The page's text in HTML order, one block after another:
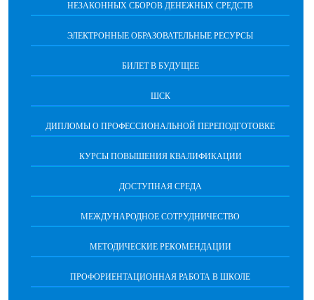
НЕЗАКОННЫХ СБОРОВ ДЕНЕЖНЫХ СРЕДСТВ
ЭЛЕКТРОННЫЕ ОБРАЗОВАТЕЛЬНЫЕ РЕСУРСЫ
БИЛЕТ В БУДУЩЕЕ
ШСК
ДИПЛОМЫ О ПРОФЕССИОНАЛЬНОЙ ПЕРЕПОДГОТОВКЕ
КУРСЫ ПОВЫШЕНИЯ КВАЛИФИКАЦИИ
ДОСТУПНАЯ СРЕДА
МЕЖДУНАРОДНОЕ СОТРУДНИЧЕСТВО
МЕТОДИЧЕСКИЕ РЕКОМЕНДАЦИИ
ПРОФОРИЕНТАЦИОННАЯ РАБОТА В ШКОЛЕ